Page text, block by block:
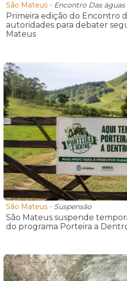
São Mateus - Encontro Das águas
Primeira edição do Encontro
autoridades para debater
Mateus
São Mateus - Suspensão
São Mateus suspende
do programa Porteira a